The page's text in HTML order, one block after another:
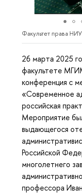
Факультет права
26 марта 2025
факультете
конференция с
«Современное
российская
Мероприятие
выдающегося
Российской
многолетнего
профессора